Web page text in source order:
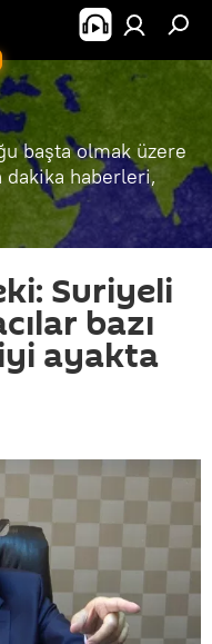
başta olmak üzere
dakika haberleri,
Suriyeli
bazı
ayakta